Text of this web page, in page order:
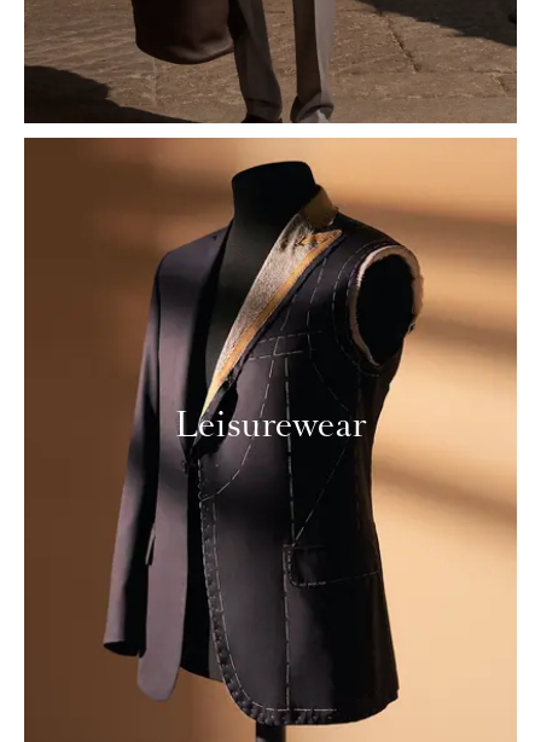
Leisurewear